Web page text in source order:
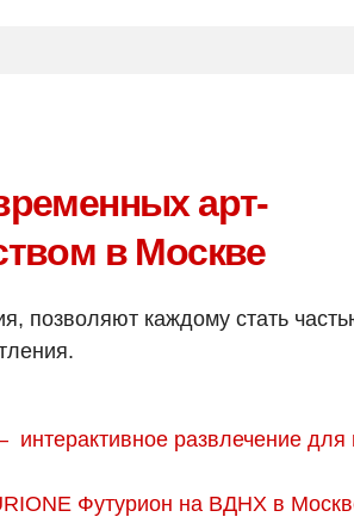
арт-
в Москве
позволяют каждому стать
развлечение для
Футурион на ВДНХ в